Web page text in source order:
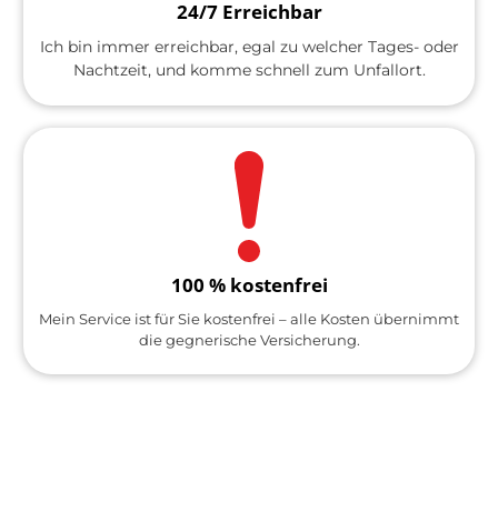
24/7 Erreichbar
Ich bin immer erreichbar, egal zu welcher Tages- oder
Nachtzeit, und komme schnell zum Unfallort.
100 % kostenfrei
Mein Service ist für Sie kostenfrei – alle Kosten übernimmt
die gegnerische Versicherung.